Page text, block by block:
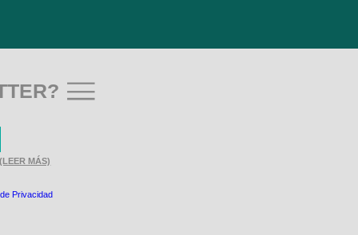
(LEER MÁS)
Privacidad